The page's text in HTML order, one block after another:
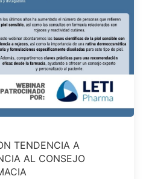
TENDENCIA A
AL CONSEJO